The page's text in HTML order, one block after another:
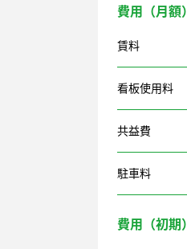
費用（月額）
賃料
看板使用料
共益費
駐車料
費用（初期）